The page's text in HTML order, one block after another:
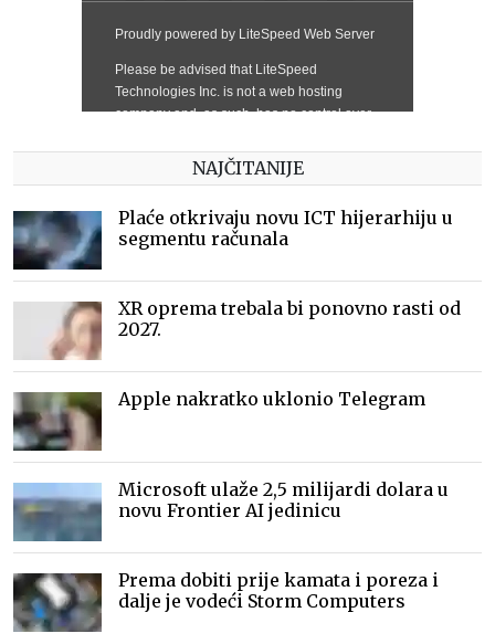
NAJČITANIJE
Plaće otkrivaju novu ICT hijerarhiju u
segmentu računala
XR oprema trebala bi ponovno rasti od
2027.
Apple nakratko uklonio Telegram
Microsoft ulaže 2,5 milijardi dolara u
novu Frontier AI jedinicu
Prema dobiti prije kamata i poreza i
dalje je vodeći Storm Computers